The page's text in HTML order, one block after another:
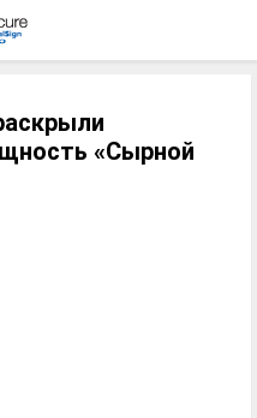
«Сырной